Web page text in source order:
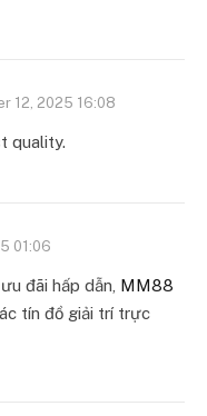
12, 2025 16:08
quality.
01:06
đãi hấp dẫn, MM88
tín đồ giải trí trực